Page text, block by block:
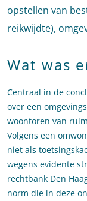
opstellen van
reikwijdte),
Wat was
Centraal in de
over een
woontoren van
Volgens een
niet als
wegens evidente
rechtbank Den
norm die in deze